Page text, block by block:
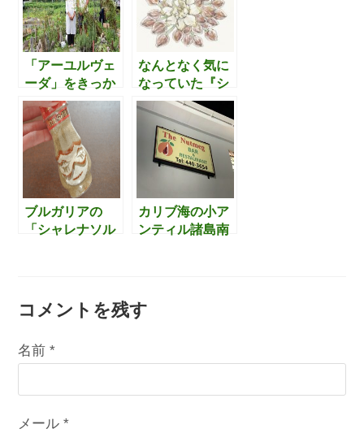
た庭付き宿泊施
設で漢方風呂に
も浸かれる「EN
燕 the garden」
＠千葉県・一宮
町
らず、中央アジ
アの食文化の無
知さ加減を認識
しました。
「アーユルヴェ
ーダ」をきっか
けに“100パーセ
ントオーガニッ
ク”なヘアサロン
を成立させた美
容師夫婦の物
語。美容業界の
革命家だと思い
ました。
なんとなく気に
なっていた『シ
アバター』のこ
とを知っていく
と、すごく気に
なり始めたので
検証していくこ
ブルガリアの
「シャレナソル
について
カリブ海の小ア
ンティル諸島南
理専門店につい
て。「グレナ
名前 (必須)メールアドレス (必須)サイト
コメントを残す
名前*
メール*